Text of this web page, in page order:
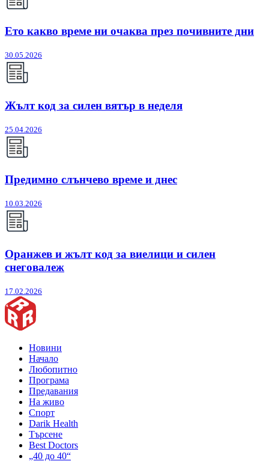
Ето какво време ни очаква през почивните дни
30.05.2026
Жълт код за силен вятър в неделя
25.04.2026
Предимно слънчево време и днес
10.03.2026
Оранжев и жълт код за виелици и силен
снеговалеж
17.02.2026
Новини
Начало
Любопитно
Програма
Предавания
На живо
Спорт
Darik Health
Търсене
Best Doctors
„40 до 40“